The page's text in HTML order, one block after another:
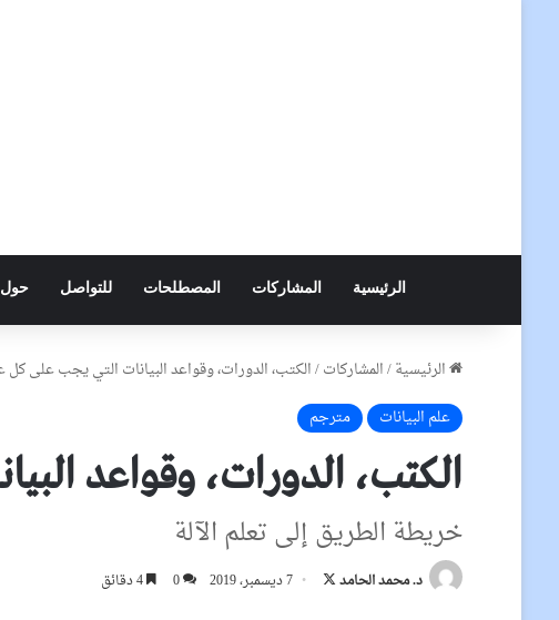
الرئيسية المشاركات المصطلحات للتواصل حول
الرئيسية/المشاركات/الكتب، الدورات، وقواعد البيانات التي يجب على كل
علم البيانات
مترجم
الكتب، الدورات، وقواعد
خريطة الطريق إلى تعلم الآلة
د. محمد الحامد
تابع 7 ديسمبر، 2019 0 4 دقائق